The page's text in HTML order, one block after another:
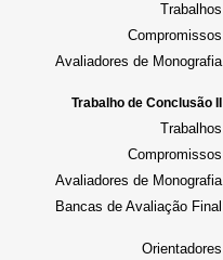
Trabalhos
Compromissos
Avaliadores de Monografia
Trabalho de Conclusão II
Trabalhos
Compromissos
Avaliadores de Monografia
Bancas de Avaliação Final
Orientadores